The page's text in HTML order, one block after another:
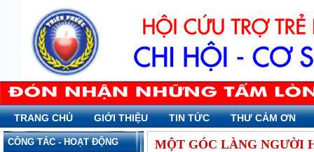
TRANG CHỦ GIỚI THIỆU TIN TỨC THƯ CẢM ƠN
CÔNG TÁC - HOẠT ĐỘNG MỘT GÓC LÀNG NGƯỜI